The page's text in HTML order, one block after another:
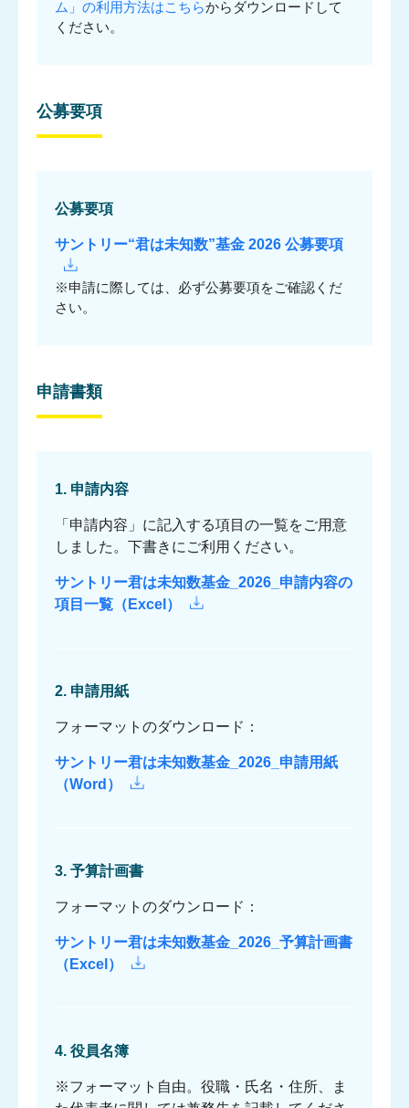
ム」の利用方法はこちらからダウンロードして
ください。
公募要項
公募要項
サントリー“君は未知数”基金 2026 公募要項
※申請に際しては、必ず公募要項をご確認くだ
さい。
申請書類
1. 申請内容
「申請内容」に記入する項目の一覧をご用意
しました。下書きにご利用ください。
サントリー君は未知数基金_2026_申請内容の
項目一覧（Excel）
2. 申請用紙
フォーマットのダウンロード：
サントリー君は未知数基金_2026_申請用紙
（Word）
3. 予算計画書
フォーマットのダウンロード：
サントリー君は未知数基金_2026_予算計画書
（Excel）
4. 役員名簿
※フォーマット自由。役職・氏名・住所、ま